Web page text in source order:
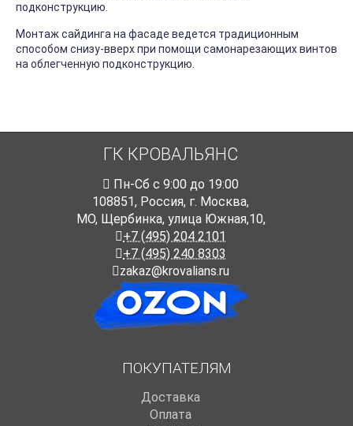
подконструкцию.
Монтаж сайдинга на фасаде ведется традиционным
способом снизу-вверх при помощи самонарезающих винтов
на облегченную подконструкцию.
ГК КРОВАЛЬЯНС
Пн-Cб с 9:00 до 19:00
108851, Россия, г. Москва,
МО, Щербинка, улица Южная,10,
+7 (495) 204 2101
+7 (495) 240 8303
zakaz@krovalians.ru
ПОКУПАТЕЛЯМ
Доставка
Оплата